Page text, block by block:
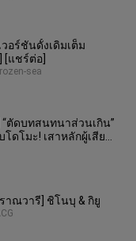
อร์ชันดั้งเดิมเต็ม
[แชร์ต่อ]
sea
“ตัดบทสนทนาส่วนเกิน”
ดโมะ! เสาหลักผู้เสีย
เมืองอมตะ
าณวารี] ชิโนบุ & กิยู